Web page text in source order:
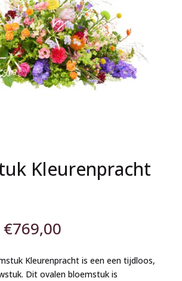
Kleurenpracht
€769,00Prijsklasse:
tot
€769,00
Kleurenpracht is een een tijdloos,
Dit ovalen bloemstuk is